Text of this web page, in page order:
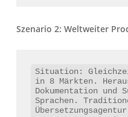
Szenario 2: Weltweiter
Situation:
in 8 Märkten.
Dokumentation
Sprachen.